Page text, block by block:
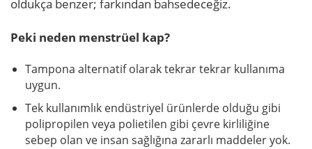
oldukça benzer; farkından bahsedeceğiz.
Peki neden menstrüel kap?
Tampona alternatif olarak tekrar tekrar kullanıma
uygun.
Tek kullanımlık endüstriyel ürünlerde olduğu gibi
polipropilen veya polietilen gibi çevre kirliliğine
sebep olan ve insan sağlığına zararlı maddeler yok.